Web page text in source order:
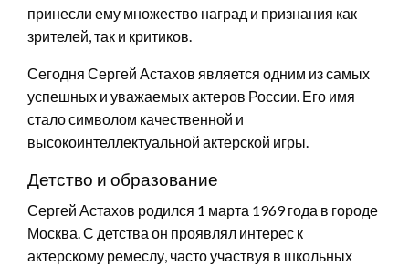
принесли ему множество наград и признания как
зрителей, так и критиков.
Сегодня Сергей Астахов является одним из самых
успешных и уважаемых актеров России. Его имя
стало символом качественной и
высокоинтеллектуальной актерской игры.
Детство и образование
Сергей Астахов родился 1 марта 1969 года в городе
Москва. С детства он проявлял интерес к
актерскому ремеслу, часто участвуя в школьных